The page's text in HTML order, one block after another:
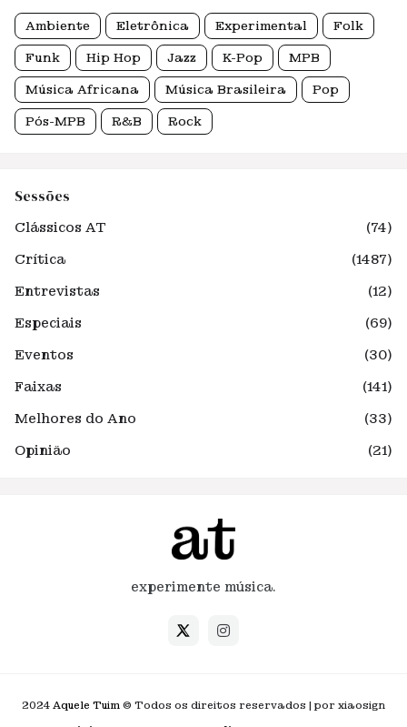
Ambiente Eletrônica Experimental Folk
Funk Hip Hop Jazz K-Pop MPB
Música Africana Música Brasileira Pop
Pós-MPB R&B Rock
Sessões
Clássicos AT
(74)
Crítica
(1487)
Entrevistas
(12)
Especiais
(69)
Eventos
(30)
Faixas
(141)
Melhores do Ano
(33)
Opinião
(21)
experimente música.
2024 Aquele Tuim © Todos os direitos reservados | por xiaosign